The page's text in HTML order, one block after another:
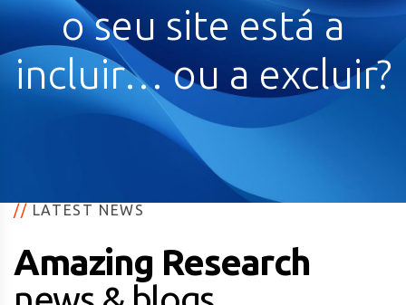
o seu site está a
incluir… ou a excluir?
// LATEST NEWS
Amazing Research